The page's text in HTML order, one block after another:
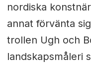
nordiska
annat förvänta
trollen Ugh och
landskapsmåleri